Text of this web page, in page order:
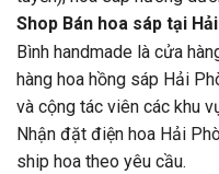
Shop Bán hoa sáp tại
Bình handmade là cửa
hàng hoa hồng sáp Hải
và cộng tác viên các khu
Nhận đặt điện hoa Hải
ship hoa theo yêu cầu.